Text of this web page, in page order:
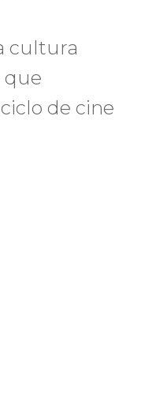
cultura
que
de cine